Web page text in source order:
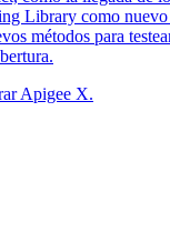
Library como nuevo
métodos para
Apigee X.